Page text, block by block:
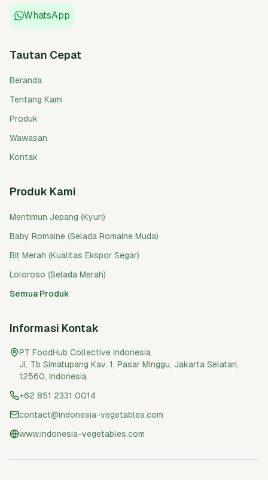
WhatsApp
Tautan Cepat
Beranda
Tentang Kami
Produk
Wawasan
Kontak
Produk Kami
Mentimun Jepang (Kyuri)
Baby Romaine (Selada Romaine Muda)
Bit Merah (Kualitas Ekspor Segar)
Loloroso (Selada Merah)
Semua Produk
Informasi Kontak
PT FoodHub Collective Indonesia
Jl. Tb Simatupang Kav. 1, Pasar Minggu, Jakarta Selatan,
12560, Indonesia
+62 851 2331 0014
contact@indonesia-vegetables.com
www.indonesia-vegetables.com